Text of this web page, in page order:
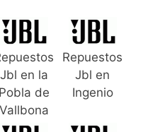
Jbl en la
Pobla de
Vallbona
Repuestos
Jbl en
Ingenio